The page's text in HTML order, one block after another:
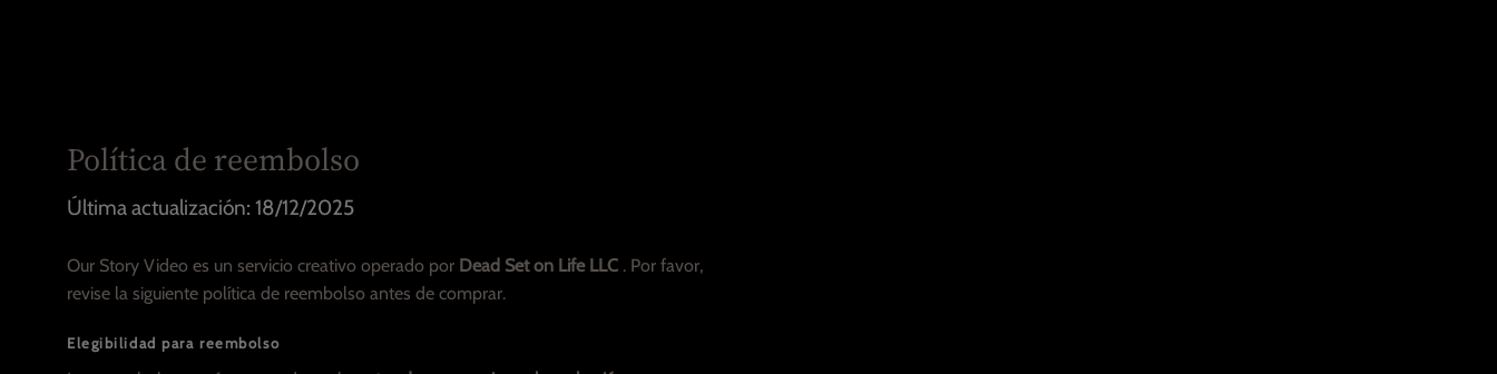
Política de reembolso
Última actualización: 18/12/2025
Our Story Video es un servicio creativo operado por Dead Set on Life LLC . Por favor,
revise la siguiente política de reembolso antes de comprar.
Elegibilidad para reembolso